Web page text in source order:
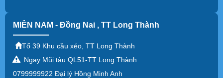
MIỀN NAM - Đồng Nai , TT Long Thành
Tổ 39 Khu cầu xéo, TT Long Thành
Ngay Mũi tàu QL51-TT Long Thành
0799999922 Đại lý Hồng Minh Anh